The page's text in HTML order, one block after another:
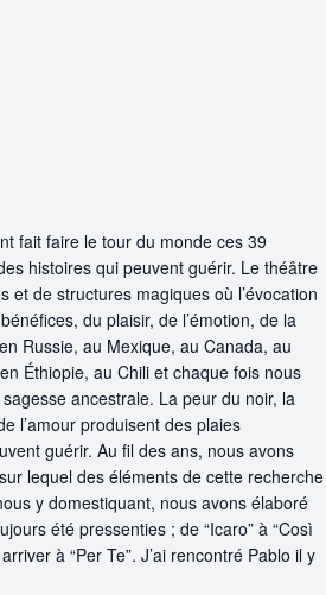
fait faire le tour du monde ces 39
histoires qui peuvent guérir. Le théâtre
et de structures magiques où l’évocation
du plaisir, de l’émotion, de la
Russie, au Mexique, au Canada, au
Éthiopie, au Chili et chaque fois nous
ancestrale. La peur du noir, la
l’amour produisent des plaies
guérir. Au fil des ans, nous avons
lequel des éléments de cette recherche
y domestiquant, nous avons élaboré
été pressenties ; de “Icaro” à “Così
à “Per Te”. J’ai rencontré Pablo il y